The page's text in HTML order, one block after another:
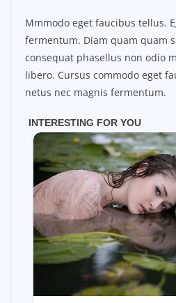
Mmmodo eget faucibus tellus.
fermentum. Diam quam quam
consequat phasellus non odio
libero. Cursus commodo eget
netus nec magnis fermentum.